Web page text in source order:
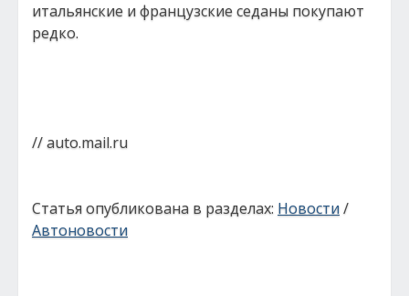
итальянские и французские седаны покупают
редко.
// auto.mail.ru
Статья опубликована в разделах: Новости/
Автоновости